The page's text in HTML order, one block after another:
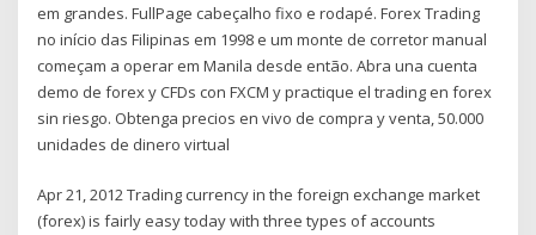
em grandes. FullPage cabeçalho fixo e rodapé. Forex Trading
no início das Filipinas em 1998 e um monte de corretor manual
começam a operar em Manila desde então. Abra una cuenta
demo de forex y CFDs con FXCM y practique el trading en forex
sin riesgo. Obtenga precios en vivo de compra y venta, 50.000
unidades de dinero virtual
Apr 21, 2012 Trading currency in the foreign exchange market
(forex) is fairly easy today with three types of accounts